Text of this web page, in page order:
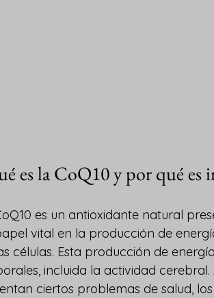
es la CoQ10 y por qué es
es un antioxidante natural
vital en la producción de
células. Esta producción de
incluida la actividad
ciertos problemas de salud,